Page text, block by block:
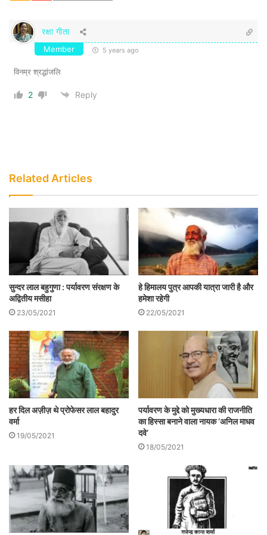
रक्षा गीता
Member 5 years ago
विनम्र श्रद्धांजलि
2 Reply
Related Articles
सुन्दर लाल बहुगुणा : पर्यावरण संरक्षण के
अद्वितीय मसीहा
23/05/2021
हे हिमालय पुत्र आपकी यात्रा जारी है और
हमेशा रहेगी
22/05/2021
हर दिल अज़ीज़ थे प्रोफेसर लाल बहादुर
वर्मा
19/05/2021
पर्यावरण के मुद्दे को मुख्यधारा की राजनीति
का हिस्सा बनाने वाला नायक ‘अनिल माधव
दवे’
18/05/2021